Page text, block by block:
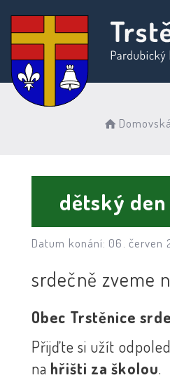
dětský den
Datum konání: 06. červen
srdečně zveme
Obec Trstěnice
Přijďte si užít
na hřišti za školou.